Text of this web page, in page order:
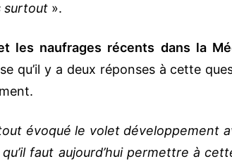
surtout ».
les naufrages récents dans la
qu’il y a deux réponses à cette
évoqué le volet développement
faut aujourd’hui permettre à